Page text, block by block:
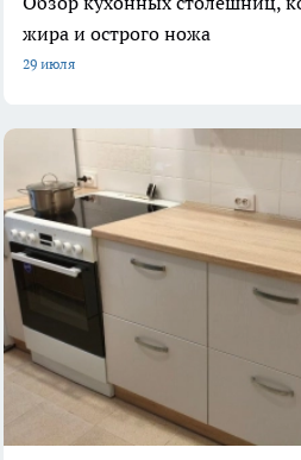
жира и острого ножа
29 июля